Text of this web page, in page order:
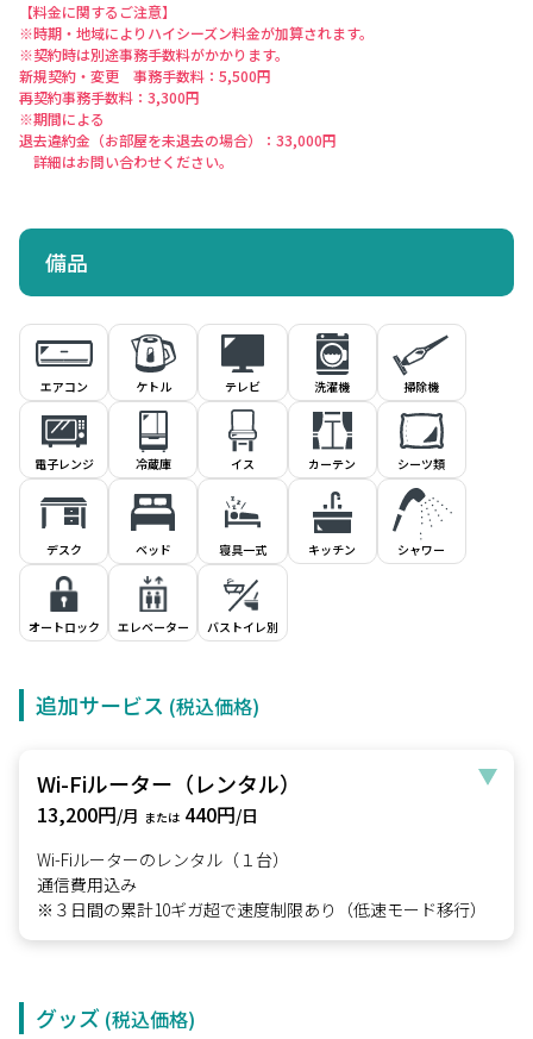
【料金に関するご注意】
※時期・地域によりハイシーズン料金が加算されます。
※契約時は別途事務手数料がかかります。
新規契約・変更 事務手数料：5,500円
再契約事務手数料：3,300円
※期間による
退去違約金（お部屋を未退去の場合）：33,000円
詳細はお問い合わせください。
備品
エアコン ケトル テレビ 洗濯機 掃除機
電子レンジ 冷蔵庫 イス カーテン シーツ類
デスク ベッド 寝具一式 キッチン シャワー
オートロック エレベーター バストイレ別
追加サービス (税込価格)
Wi-Fiルーター（レンタル）
13,200円/月 または 440円/日
Wi-Fiルーターのレンタル（１台）
通信費用込み
※３日間の累計10ギガ超で速度制限あり（低速モード移行）
グッズ (税込価格)